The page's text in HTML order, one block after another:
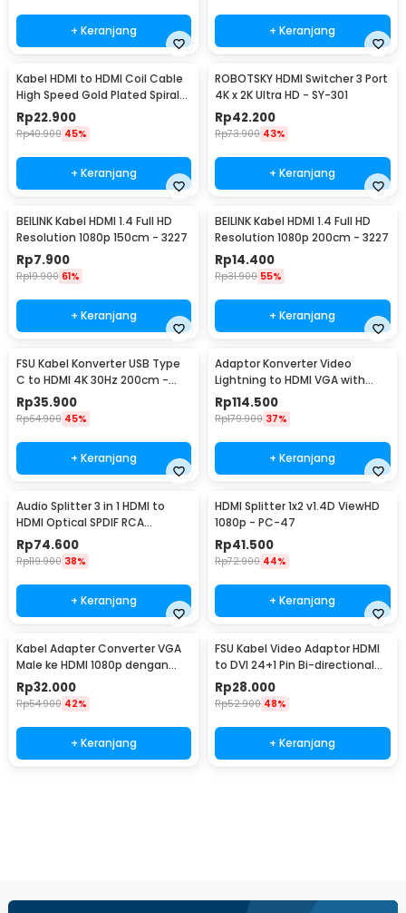
+ Keranjang + Keranjang
Kabel HDMI to HDMI Coil Cable
High Speed Gold Plated Spiral
1.3M - SGS
Rp22.900
Rp40.900 45%
+ Keranjang
ROBOTSKY HDMI Switcher 3 Port
4K x 2K Ultra HD - SY-301
Rp42.200
Rp73.900 43%
+ Keranjang
BEILINK Kabel HDMI 1.4 Full HD
Resolution 1080p 150cm - 3227
Rp7.900
Rp19.900 61%
+ Keranjang
BEILINK Kabel HDMI 1.4 Full HD
Resolution 1080p 200cm - 3227
Rp14.400
Rp31.900 55%
+ Keranjang
FSU Kabel Konverter USB Type
C to HDMI 4K 30Hz 200cm -
VUH-05
Rp35.900
Rp64.900 45%
+ Keranjang
Adaptor Konverter Video
Lightning to HDMI VGA with
Audio Port - 7585
Rp114.500
Rp179.900 37%
+ Keranjang
Audio Splitter 3 in 1 HDMI to
HDMI Optical SPDIF RCA
Converter HDTV - AY60
Rp74.600
Rp119.900 38%
+ Keranjang
HDMI Splitter 1x2 v1.4D ViewHD
1080p - PC-47
Rp41.500
Rp72.900 44%
+ Keranjang
Kabel Adapter Converter VGA
Male ke HDMI 1080p dengan
Audio
Rp32.000
Rp54.900 42%
+ Keranjang
FSU Kabel Video Adaptor HDMI
to DVI 24+1 Pin Bi-directional
1080p 1.8M - BL-DH
Rp28.000
Rp52.900 48%
+ Keranjang